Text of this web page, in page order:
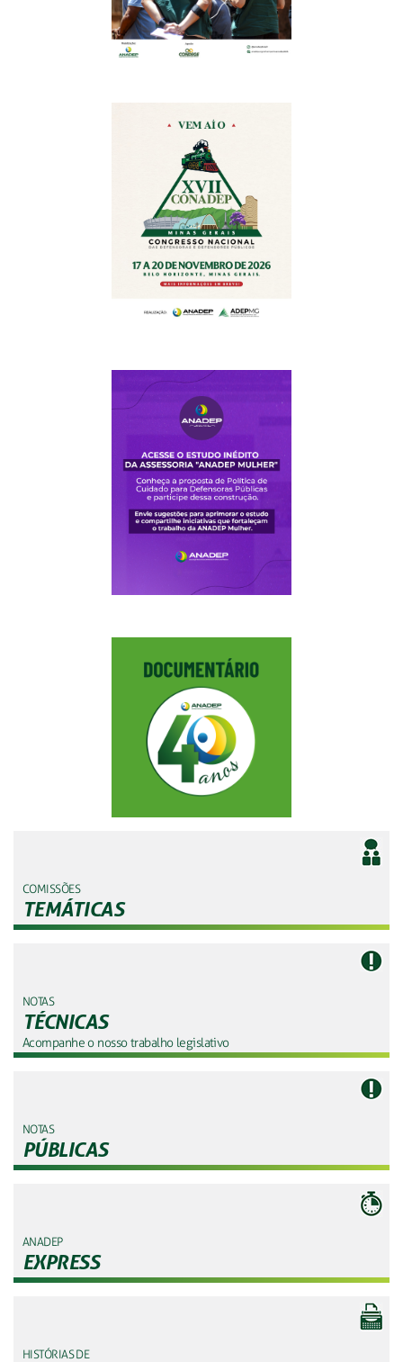
COMISSÕES
TEMÁTICAS
NOTAS
TÉCNICAS
Acompanhe o nosso trabalho legislativo
NOTAS
PÚBLICAS
ANADEP
EXPRESS
HISTÓRIAS DE